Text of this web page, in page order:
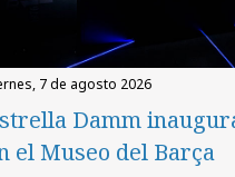
7 de agosto 2026
Damm
el Museo del Barça